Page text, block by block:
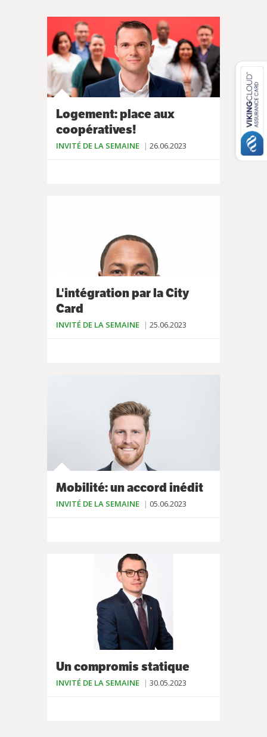
Logement: place aux
coopératives!
INVITÉ DE LA SEMAINE 26.06.2023
L'intégration par la City
Card
INVITÉ DE LA SEMAINE 25.06.2023
Mobilité: un accord inédit
INVITÉ DE LA SEMAINE 05.06.2023
Un compromis statique
INVITÉ DE LA SEMAINE 30.05.2023